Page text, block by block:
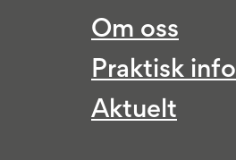
Om oss
Praktisk info
Aktuelt